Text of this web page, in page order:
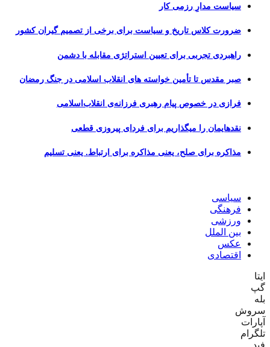
سیاست مدارِ رزمی کار
ضرورت کلاس تاریخ و سیاست برای برخی از تصمیم گیران کشور
راهبردی تجربی برای تعیین استراتژی مقابله با دشمن
صبر مقدس تا تأمین خواسته های انقلاب اسلامی در جنگ رمضان
فرازی در خصوص پیام رهبری فرزانه‌ی انقلاب‌اسلامی
نقدهایمان را میگذاریم برای فردای پیروزی قطعی
مذاکره برای صلح، یعنی مذاکره برای ارتباط. یعنی تسلیم
سیاسی
فرهنگی
ورزشی
بین الملل
عکس
اقتصادی
ایتا
گپ
بله
سروش
آپارات
تلگرام
فید